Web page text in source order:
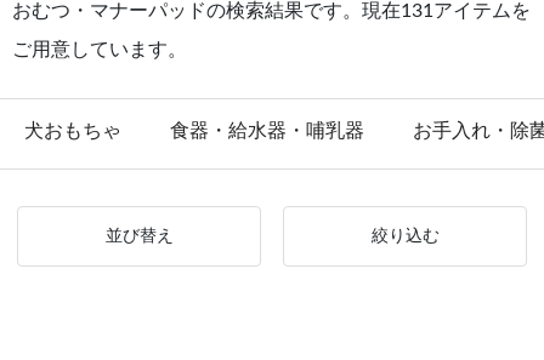
おむつ・マナーパッドの検索結果です。現在131アイテムを
ご用意しています。
犬おもちゃ 食器・給水器・哺乳器 お手入れ・除
並び替え 絞り込む